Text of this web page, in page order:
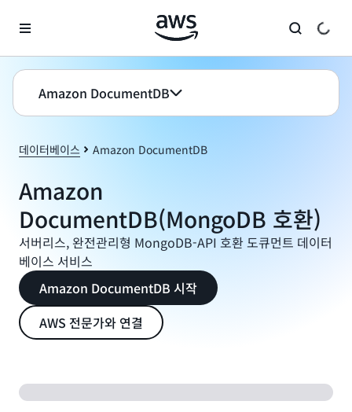
Amazon DocumentDB
데이터베이스 Amazon DocumentDB
Amazon
DocumentDB(MongoDB 호환)
서버리스, 완전관리형 MongoDB-API 호환 도큐먼트 데이터
베이스 서비스
Amazon DocumentDB 시작
AWS 전문가와 연결